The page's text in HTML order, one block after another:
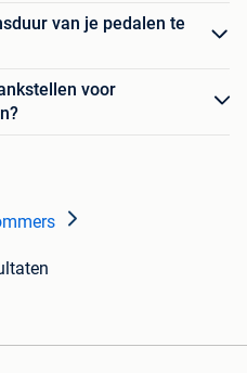
van je pedalen te
voor